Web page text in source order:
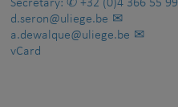
Secretary:
+32 (0)4 366 55 99
d.seron@uliege.be
a.dewalque@uliege.be
vCard